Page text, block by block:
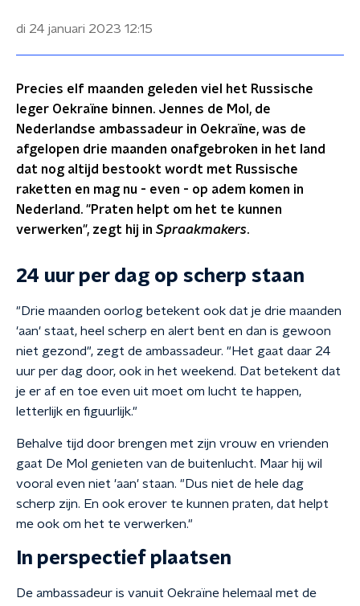
di 24 januari 2023 12:15
Precies elf maanden geleden viel het Russische
leger Oekraïne binnen. Jennes de Mol, de
Nederlandse ambassadeur in Oekraïne, was de
afgelopen drie maanden onafgebroken in het land
dat nog altijd bestookt wordt met Russische
raketten en mag nu - even - op adem komen in
Nederland. "Praten helpt om het te kunnen
verwerken", zegt hij in Spraakmakers.
24 uur per dag op scherp staan
"Drie maanden oorlog betekent ook dat je drie maanden
'aan' staat, heel scherp en alert bent en dan is gewoon
niet gezond", zegt de ambassadeur. "Het gaat daar 24
uur per dag door, ook in het weekend. Dat betekent dat
je er af en toe even uit moet om lucht te happen,
letterlijk en figuurlijk."
Behalve tijd door brengen met zijn vrouw en vrienden
gaat De Mol genieten van de buitenlucht. Maar hij wil
vooral even niet 'aan' staan. "Dus niet de hele dag
scherp zijn. En ook erover te kunnen praten, dat helpt
me ook om het te verwerken."
In perspectief plaatsen
De ambassadeur is vanuit Oekraïne helemaal met de